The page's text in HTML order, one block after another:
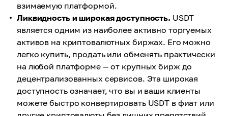
взимаемую платформой.
Ликвидность и широкая доступность. USDT
является одним из наиболее активно торгуемых
активов на криптовалютных биржах. Его можно
легко купить, продать или обменять практически
на любой платформе — от крупных бирж до
децентрализованных сервисов. Эта широкая
доступность означает, что вы и ваши клиенты
можете быстро конвертировать USDT в фиат или